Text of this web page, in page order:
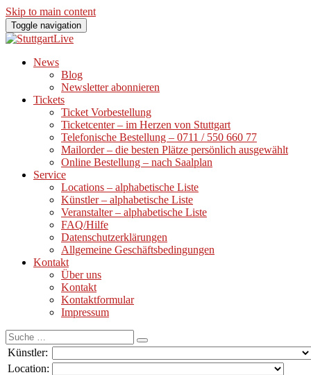
Skip to main content
Toggle navigation
News
Blog
Newsletter abonnieren
Tickets
Ticket Vorbestellung
Ticketcenter – im Herzen von Stuttgart
Telefonische Bestellung – 0711 / 550 660 77
Mailorder – die besten Plätze persönlich ausgewählt
Online Bestellung – nach Saalplan
Service
Locations – alphabetische Liste
Künstler – alphabetische Liste
Veranstalter – alphabetische Liste
FAQ/Hilfe
Datenschutzerklärungen
Allgemeine Geschäftsbedingungen
Kontakt
Über uns
Kontakt
Kontaktformular
Impressum
Suche
nach:
Künstler:
Location: